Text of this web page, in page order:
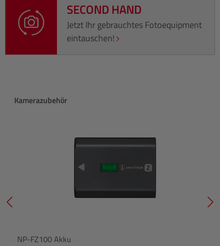
SECOND HAND
Jetzt Ihr gebrauchtes Fotoequipment
eintauschen!
Produktgalerie überspringen
Kamerazubehör
NP-FZ100 Akku